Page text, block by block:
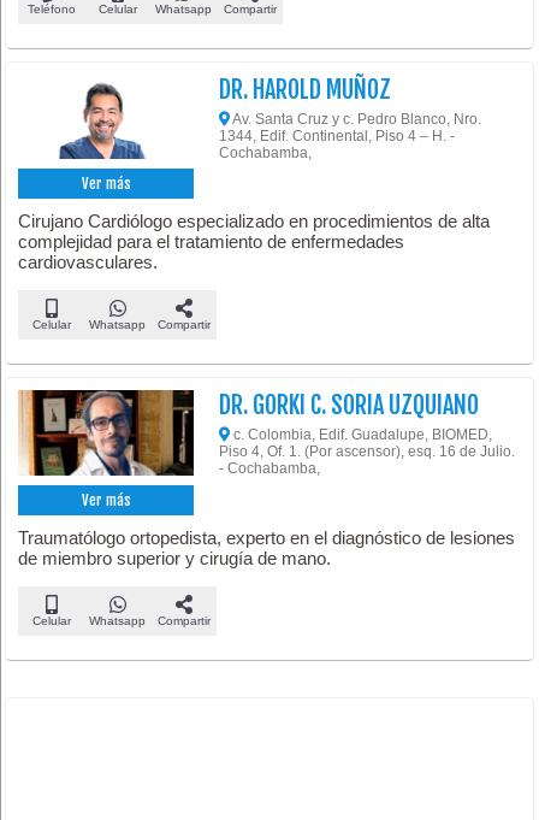
Teléfono Celular Whatsapp Compartir
Ver más
DR. HAROLD MUÑOZ
Av. Santa Cruz y c. Pedro Blanco, Nro.
1344, Edif. Continental, Piso 4 – H. -
Cochabamba,
Cirujano Cardiólogo especializado en procedimientos de alta
complejidad para el tratamiento de enfermedades
cardiovasculares.
Celular Whatsapp Compartir
Ver más
DR. GORKI C. SORIA UZQUIANO
c. Colombia, Edif. Guadalupe, BIOMED,
Piso 4, Of. 1. (Por ascensor), esq. 16 de Julio.
- Cochabamba,
Traumatólogo ortopedista, experto en el diagnóstico de lesiones
de miembro superior y cirugía de mano.
Celular Whatsapp Compartir